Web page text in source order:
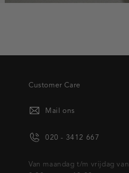
Customer Care
Mail ons
020 - 3412 667
Van maandag t/m vrijdag van